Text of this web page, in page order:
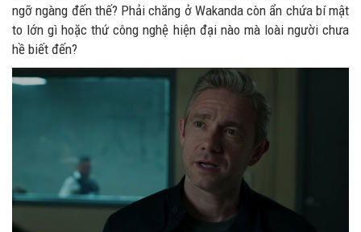
ngỡ ngàng đến thế? Phải chăng ở Wakanda còn ẩn chứa bí mật
to lớn gì hoặc thứ công nghệ hiện đại nào mà loài người chưa
hề biết đến?